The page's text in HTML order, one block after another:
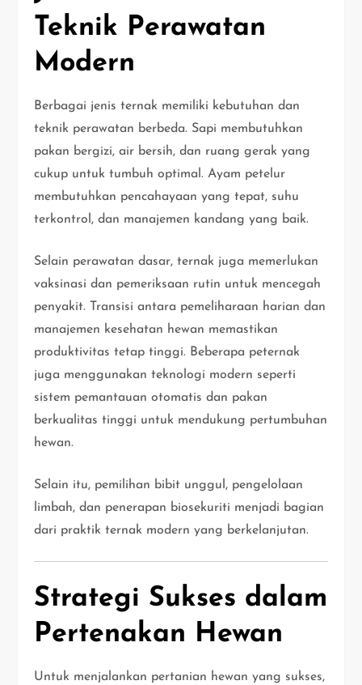
Teknik Perawatan
Modern
Berbagai jenis ternak memiliki kebutuhan dan
teknik perawatan berbeda. Sapi membutuhkan
pakan bergizi, air bersih, dan ruang gerak yang
cukup untuk tumbuh optimal. Ayam petelur
membutuhkan pencahayaan yang tepat, suhu
terkontrol, dan manajemen kandang yang baik.
Selain perawatan dasar, ternak juga memerlukan
vaksinasi dan pemeriksaan rutin untuk mencegah
penyakit. Transisi antara pemeliharaan harian dan
manajemen kesehatan hewan memastikan
produktivitas tetap tinggi. Beberapa peternak
juga menggunakan teknologi modern seperti
sistem pemantauan otomatis dan pakan
berkualitas tinggi untuk mendukung pertumbuhan
hewan.
Selain itu, pemilihan bibit unggul, pengelolaan
limbah, dan penerapan biosekuriti menjadi bagian
dari praktik ternak modern yang berkelanjutan.
Strategi Sukses dalam
Pertenakan Hewan
Untuk menjalankan pertanian hewan yang sukses,